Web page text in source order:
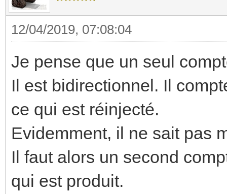
12/04/2019, 07:08:04
Je pense que un seul
Il est bidirectionnel. Il
ce qui est réinjecté.
Evidemment, il ne sait pas
Il faut alors un second
qui est produit.